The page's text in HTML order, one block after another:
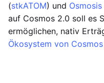
(stkATOM) und Osmosis
auf Cosmos 2.0 soll es
ermöglichen, nativ
Ökosystem von Cosmos